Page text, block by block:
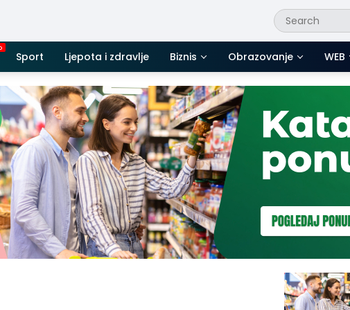
Sport Ljepota i zdravlje Biznis Obrazovanje WEB